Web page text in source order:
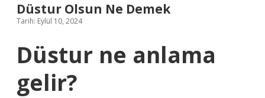
Düstur Olsun Ne Demek
Tarih: Eylül 10, 2024
Düstur ne anlama
gelir?